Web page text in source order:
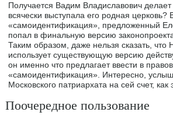
Получается Вадим Владиславович делает
всячески выступала его родная церковь?
«самоидентификация», предложенный
попал в финальную версию
Таким образом, даже нельзя сказать, что
использует существующую версию
он именно что предлагает ввести в
«самоидентификация». Интересно,
Московского патриархата на сей счет,
Поочередное пользование